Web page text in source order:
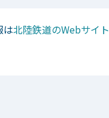
は北陸鉄道のWebサイト